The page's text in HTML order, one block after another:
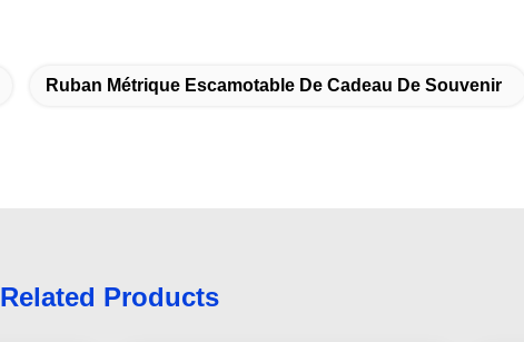
Ruban Métrique Escamotable De Cadeau De Souvenir
Related Products